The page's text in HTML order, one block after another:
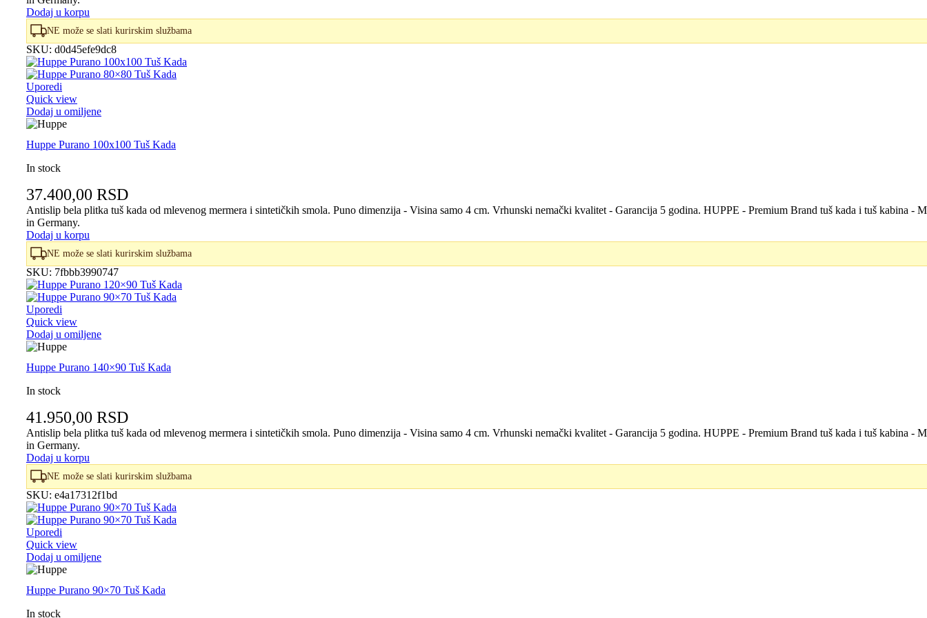
Dodaj u korpu
NE može se slati kurirskim službama
SKU: d0d45efe9dc8
Uporedi
Quick view
Dodaj u omiljene
Huppe Purano 100x100 Tuš Kada
In stock
37.400,00 RSD
Antislip bela plitka tuš kada od mlevenog mermera i sintetičkih smola. Puno dimenzija - Visina samo 4 cm. Vrhunski nemački kvalitet - Garancija 5 godina. HUPPE - Premium Brand tuš kada i tuš kabina -
in Germany.
Dodaj u korpu
NE može se slati kurirskim službama
SKU: 7fbbb3990747
Uporedi
Quick view
Dodaj u omiljene
Huppe Purano 140×90 Tuš Kada
In stock
41.950,00 RSD
Antislip bela plitka tuš kada od mlevenog mermera i sintetičkih smola. Puno dimenzija - Visina samo 4 cm. Vrhunski nemački kvalitet - Garancija 5 godina. HUPPE - Premium Brand tuš kada i tuš kabina -
in Germany.
Dodaj u korpu
NE može se slati kurirskim službama
SKU: e4a17312f1bd
Uporedi
Quick view
Dodaj u omiljene
Huppe Purano 90×70 Tuš Kada
In stock